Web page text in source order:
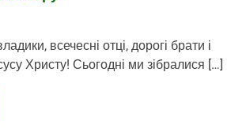
всечесні отці, дорогі брати і
Христу! Сьогодні ми зібралися […]